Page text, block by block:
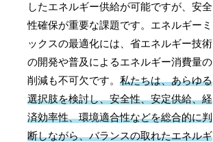
したエネルギー供給が可能ですが、安全
性確保が重要な課題です。エネルギーミ
ックスの最適化には、省エネルギー技術
の開発や普及によるエネルギー消費量の
削減も不可欠です。私たちは、あらゆる
選択肢を検討し、安全性、安定供給、経
済効率性、環境適合性などを総合的に判
断しながら、バランスの取れたエネルギ